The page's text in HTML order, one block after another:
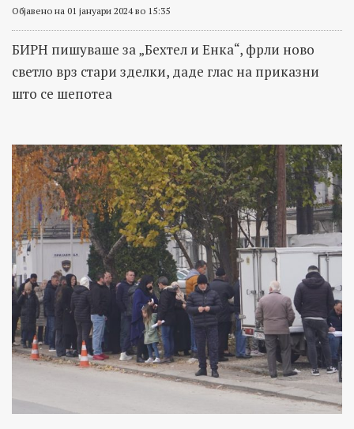
Објавено на 01 јануари 2024 во 15:35
БИРН пишуваше за „Бехтел и Енка“, фрли ново
светло врз стари зделки, даде глас на приказни
што се шепотеа